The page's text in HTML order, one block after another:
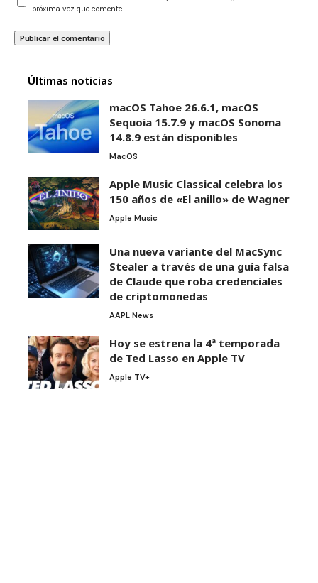
próxima vez que comente.
Últimas noticias
macOS Tahoe 26.6.1, macOS
Sequoia 15.7.9 y macOS Sonoma
14.8.9 están disponibles
MacOS
Apple Music Classical celebra los
150 años de «El anillo» de Wagner
Apple Music
Una nueva variante del MacSync
Stealer a través de una guía falsa
de Claude que roba credenciales
de criptomonedas
AAPL News
Hoy se estrena la 4ª temporada
de Ted Lasso en Apple TV
Apple TV+